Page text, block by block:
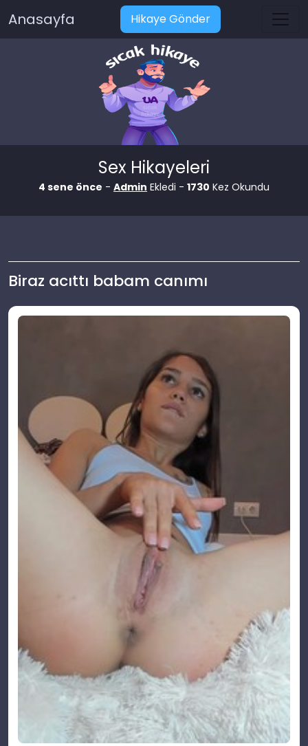
Anasayfa Hikaye Gönder
Sex Hikayeleri
4 sene önce - Admin Ekledi - 1730 Kez Okundu
Biraz acıttı babam canımı